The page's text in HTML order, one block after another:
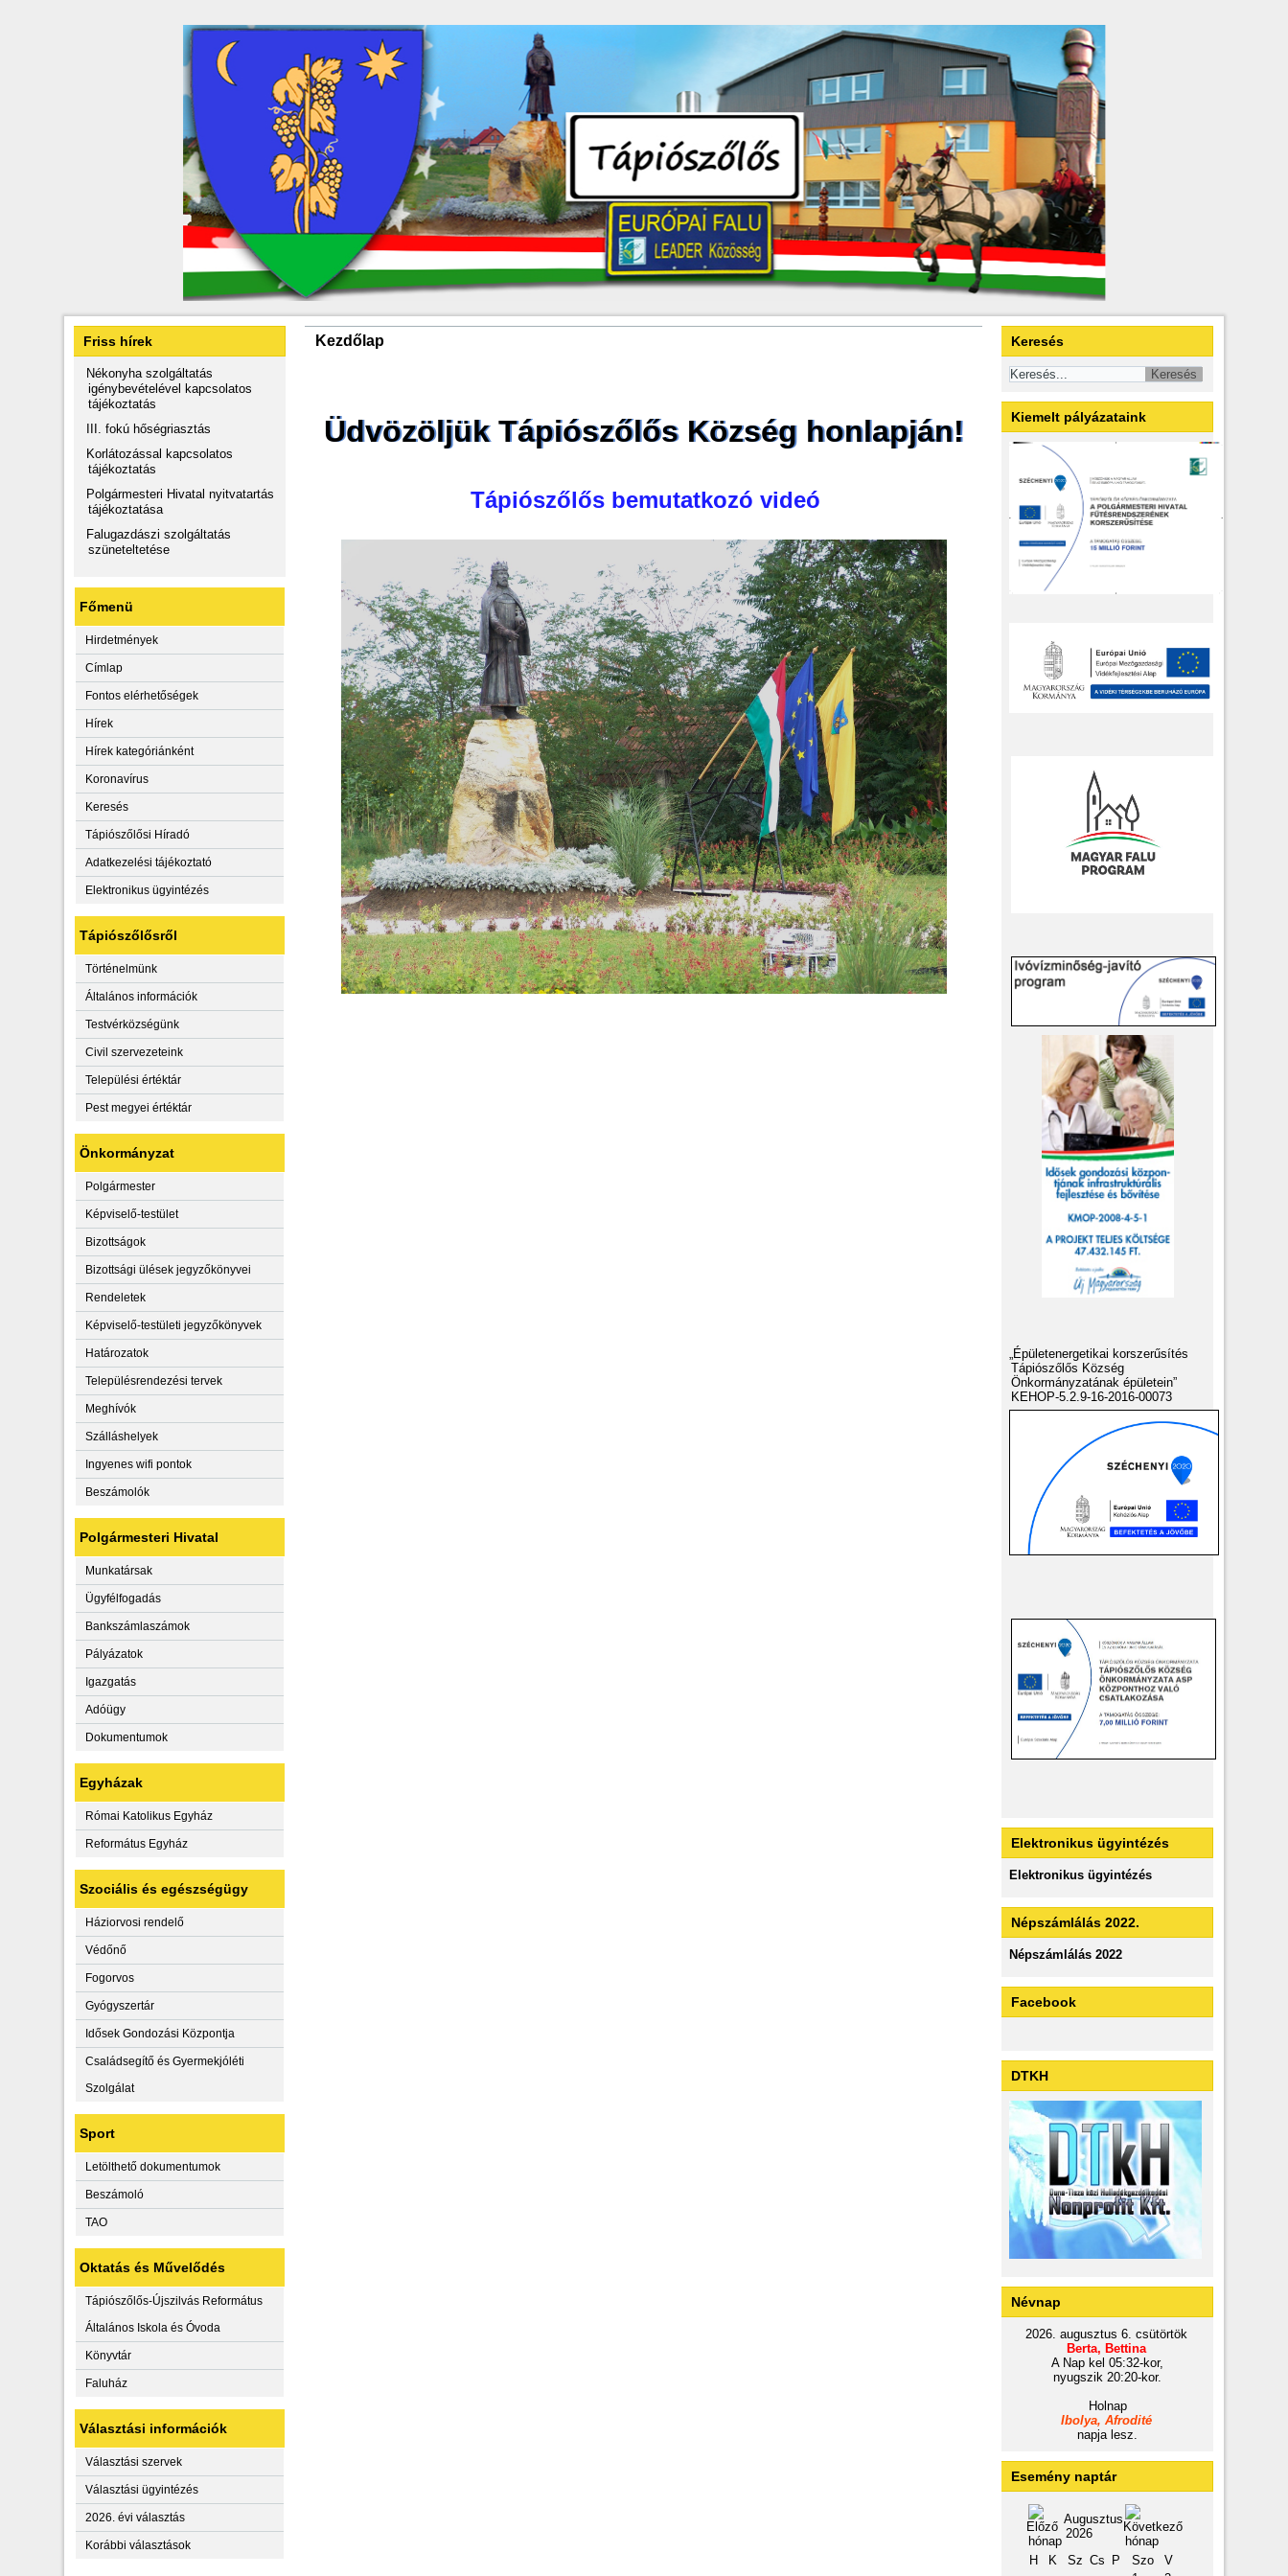
Friss hírek
Nékonyha szolgáltatás
igénybevételével kapcsolatos
tájékoztatás
III. fokú hőségriasztás
Korlátozással kapcsolatos
tájékoztatás
Polgármesteri Hivatal nyitvatartás
tájékoztatása
Falugazdászi szolgáltatás
szüneteltetése
Főmenü
Hirdetmények
Címlap
Fontos elérhetőségek
Hírek
Hírek kategóriánként
Koronavírus
Keresés
Tápiószőlősi Híradó
Adatkezelési tájékoztató
Elektronikus ügyintézés
Tápiószőlősről
Történelmünk
Általános információk
Testvérközségünk
Civil szervezeteink
Települési értéktár
Pest megyei értéktár
Önkormányzat
Polgármester
Képviselő-testület
Bizottságok
Bizottsági ülések jegyzőkönyvei
Rendeletek
Képviselő-testületi jegyzőkönyvek
Határozatok
Településrendezési tervek
Meghívók
Szálláshelyek
Ingyenes wifi pontok
Beszámolók
Polgármesteri Hivatal
Munkatársak
Ügyfélfogadás
Bankszámlaszámok
Pályázatok
Igazgatás
Adóügy
Dokumentumok
Egyházak
Római Katolikus Egyház
Református Egyház
Szociális és egészségügy
Háziorvosi rendelő
Védőnő
Fogorvos
Gyógyszertár
Idősek Gondozási Központja
Családsegítő és Gyermekjóléti
Szolgálat
Sport
Letölthető dokumentumok
Beszámoló
TAO
Oktatás és Művelődés
Tápiószőlős-Újszilvás Református
Általános Iskola és Óvoda
Könyvtár
Faluház
Választási információk
Választási szervek
Választási ügyintézés
2026. évi választás
Korábbi választások
Kezdőlap
Üdvözöljük Tápiószőlős Község honlapján!
Tápiószőlős bemutatkozó videó
Keresés
Kiemelt pályázataink
„Épületenergetikai korszerűsítés
Tápiószőlős Község
Önkormányzatának épületein”
KEHOP-5.2.9-16-2016-00073
Elektronikus ügyintézés
Elektronikus ügyintézés
Népszámlálás 2022.
Népszámlálás 2022
Facebook
DTKH
Névnap
2026. augusztus 6. csütörtök
Berta, Bettina
A Nap kel 05:32-kor,
nyugszik 20:20-kor.
Holnap
Ibolya, Afrodité
napja lesz.
Esemény naptár
Augusztus
2026
H
K Sz Cs P Szo
V